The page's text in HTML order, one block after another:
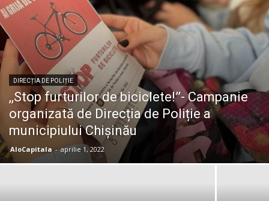
DIRECȚIA DE POLIȚIE
,,Stop furturilor de biciclete!’’- Campanie
organizată de Direcția de Poliție a
municipiului Chișinău
AloCapitala - aprilie 1, 2022